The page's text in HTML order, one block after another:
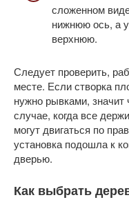
сложенном
нижнюю ось, а
верхнюю.
Следует проверить,
месте. Если створка
нужно рывками,
случае, когда все
могут двигаться по
установка подошла к
дверью.
Как выбрать